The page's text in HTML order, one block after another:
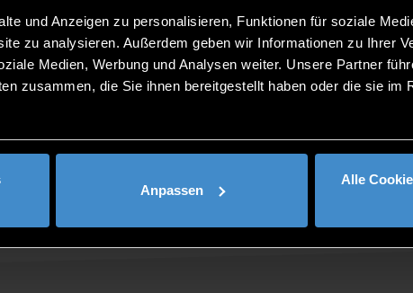
und Anzeigen zu personalisieren, Funktionen für soziale
zu analysieren. Außerdem geben wir Informationen zu Ihrer
Medien, Werbung und Analysen weiter. Unsere Partner
zusammen, die Sie ihnen bereitgestellt haben oder die sie im
Anpassen
Alle